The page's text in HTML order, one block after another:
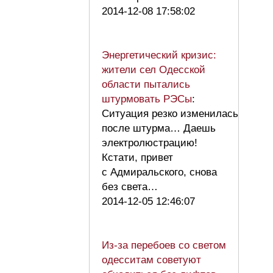
2014-12-08 17:58:02
Энергетический кризис:
жители сел Одесской
области пытались
штурмовать РЭСы:
Ситуация резко изменилась
после штурма… Даешь
электролюстрацию!
Кстати, привет
с Адмиральского, снова
без света…
2014-12-05 12:46:07
Из-за перебоев со светом
одесситам советуют